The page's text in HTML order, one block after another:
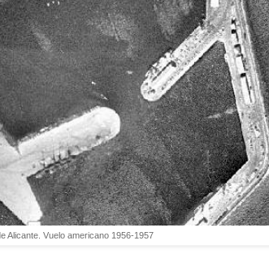
Alicante. Vuelo americano 1956-1957